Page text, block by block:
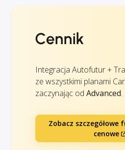
Cennik
Integracja Autofutur +
ze wszystkimi planami
zaczynając od Advanced.
Zobacz szczegółowe
cenowe